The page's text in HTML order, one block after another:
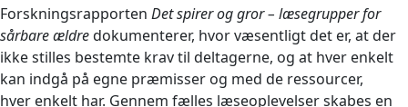
Forskningsrapporten Det spirer og gror – læsegrupper for
sårbare ældredokumenterer, hvor væsentligt det er, at der
ikke stilles bestemte krav til deltagerne, og at hver enkelt
kan indgå på egne præmisser og med de ressourcer,
hver enkelt har. Gennem fælles læseoplevelser skabes en